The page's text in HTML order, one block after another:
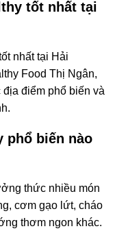
tốt nhất tại
nhất tại Hải
Food Thị Ngân,
điểm phổ biến và
phổ biến nào
thức nhiều món
cơm gạo lứt, cháo
thơm ngon khác.